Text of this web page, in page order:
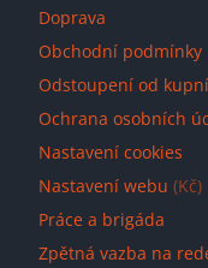
Doprava
Obchodní podmínky
Odstoupení od
Ochrana osobních
Nastavení cookies
Nastavení webu (Kč)
Práce a brigáda
Zpětná vazba na